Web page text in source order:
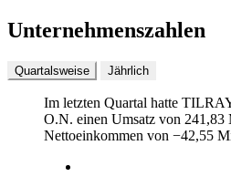
Unternehmenszahlen
Quartalsweise Jährlich
Im letzten Quartal hatte
O.N. einen Umsatz von 241,83
Nettoeinkommen von −42,55